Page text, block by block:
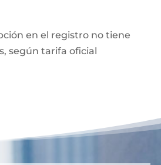
en el registro no tiene
según tarifa oficial